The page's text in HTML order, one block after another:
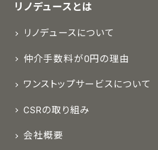
リノデュースとは
リノデュースについて
仲介手数料が0円の理由
ワンストップサービスについて
CSRの取り組み
会社概要